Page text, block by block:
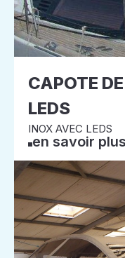
CAPOTE
LEDS
INOX AVEC LEDS
en savoir plus